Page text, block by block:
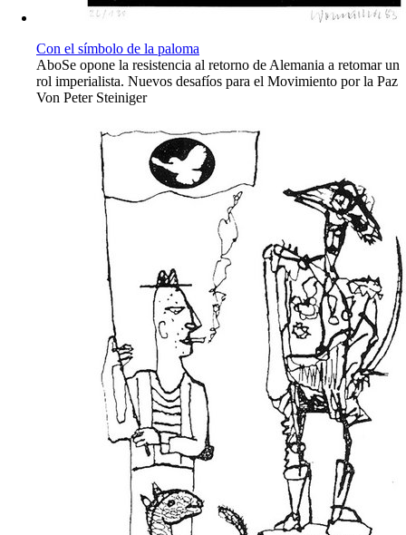
Con el símbolo de la paloma
AboSe opone la resistencia al retorno de Alemania a retomar un
rol imperialista. Nuevos desafíos para el Movimiento por la Paz
Von Peter Steiniger